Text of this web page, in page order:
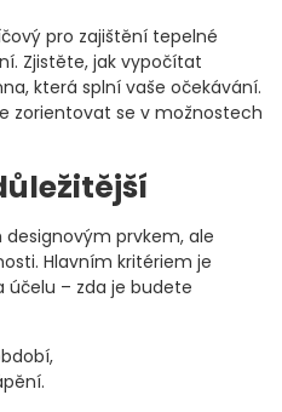
pro zajištění tepelné
Zjistěte, jak vypočítat
která splní vaše očekávání.
zorientovat se v možnostech
prvkem, ale
Hlavním kritériem je
účelu – zda je budete